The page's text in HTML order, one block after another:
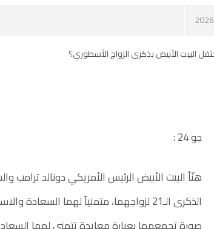
جو 24 :
هنّأ البيت الأبيض الرئيس الأمريكي دونالد ترامب
الذكرى الـ21 لزواجهما، متمنياً لهما